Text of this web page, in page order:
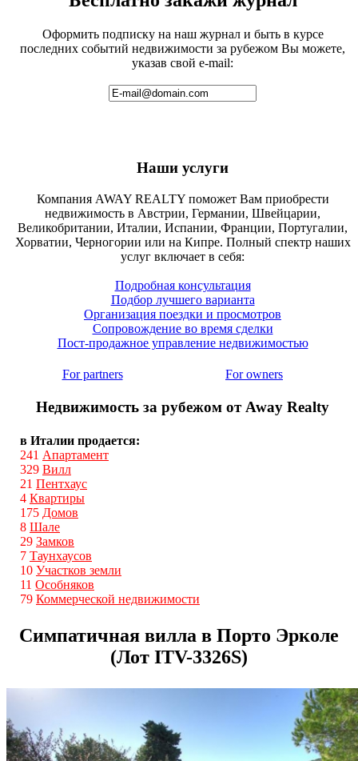
Оформить подписку на наш журнал и быть в курсе
последних событий недвижимости за рубежом Вы можете,
указав свой e-mail:
Наши услуги
Компания AWAY REALTY поможет Вам приобрести
недвижимость в Австрии, Германии, Швейцарии,
Великобритании, Италии, Испании, Франции, Португалии,
Хорватии, Черногории или на Кипре. Полный спектр наших
услуг включает в себя:
Подробная консультация
Подбор лучшего варианта
Организация поездки и просмотров
Сопровождение во время сделки
Пост-продажное управление недвижимостью
For partners For owners
Недвижимость за рубежом от Away Realty
в Италии продается:
241 Апартамент
329 Вилл
21 Пентхаус
4 Квартиры
175 Домов
8 Шале
29 Замков
7 Таунхаусов
10 Участков земли
11 Особняков
79 Коммерческой недвижимости
Симпатичная вилла в Порто Эрколе
(Лот ITV-3326S)